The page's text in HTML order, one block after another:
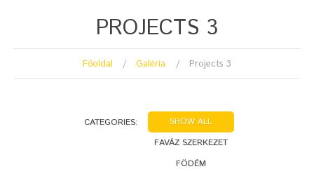
PROJECTS 3
Főoldal Galéria Projects 3
CATEGORIES:
SHOW ALL
FAVÁZ SZERKEZET
FÖDÉM